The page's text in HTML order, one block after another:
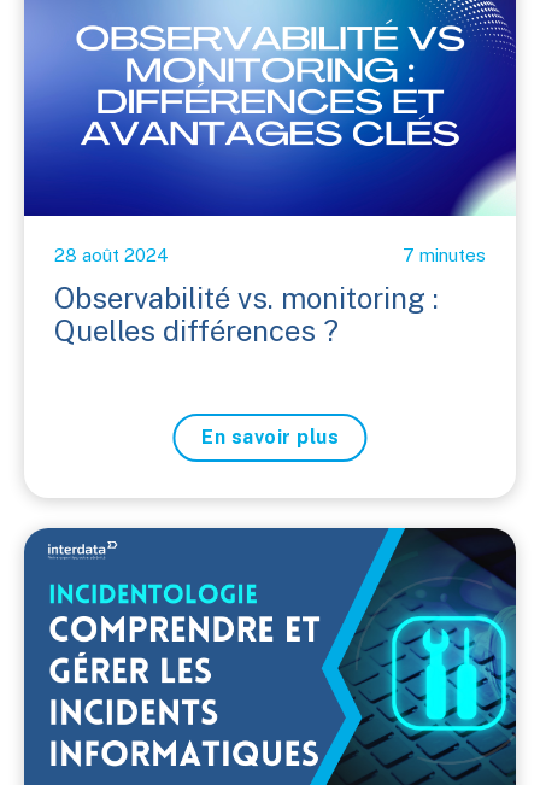
28 août 2024 7 minutes
Observabilité vs. monitoring :
Quelles différences ?
En savoir plus